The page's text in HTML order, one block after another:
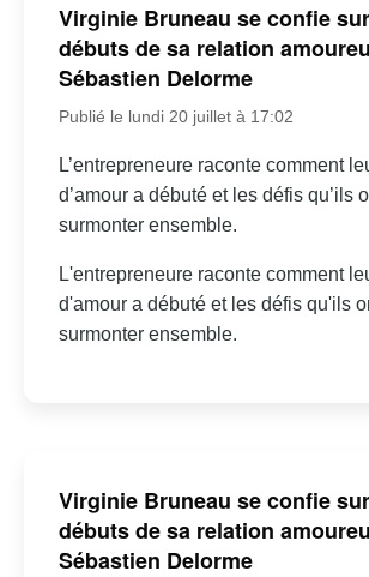
Virginie Bruneau se confie
débuts de sa relation
Sébastien Delorme
Publié le lundi 20 juillet à 17:02
L’entrepreneure raconte comment
d’amour a débuté et les défis qu’ils
surmonter ensemble.
L'entrepreneure raconte comment
d'amour a débuté et les défis qu'ils
surmonter ensemble.
Virginie Bruneau se confie
débuts de sa relation
Sébastien Delorme